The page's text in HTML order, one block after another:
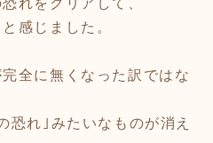
れをクリアして、
感じました。
全に無くなった訳ではな
恐れ｣みたいなものが消え